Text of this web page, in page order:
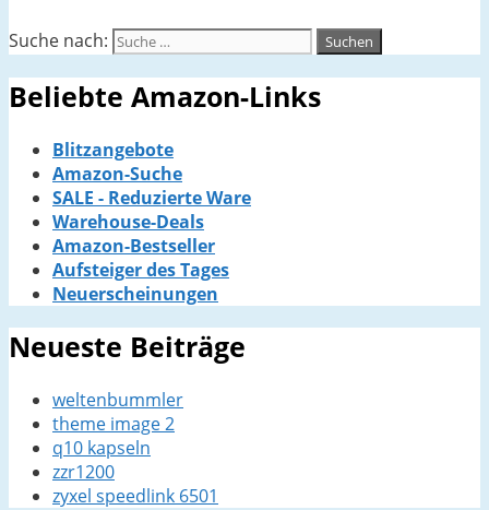
Suche nach:
Beliebte Amazon-Links
Blitzangebote
Amazon-Suche
SALE - Reduzierte Ware
Warehouse-Deals
Amazon-Bestseller
Aufsteiger des Tages
Neuerscheinungen
Neueste Beiträge
weltenbummler
theme image 2
q10 kapseln
zzr1200
zyxel speedlink 6501